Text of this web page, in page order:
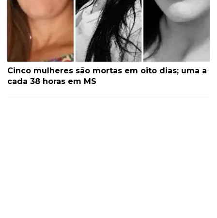
Cinco mulheres são mortas em oito dias; uma a
cada 38 horas em MS